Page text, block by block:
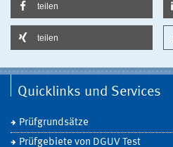
teilen
teilen
Quicklinks und Services
Prüfgrundsätze
Prüfgebiete von DGUV Test